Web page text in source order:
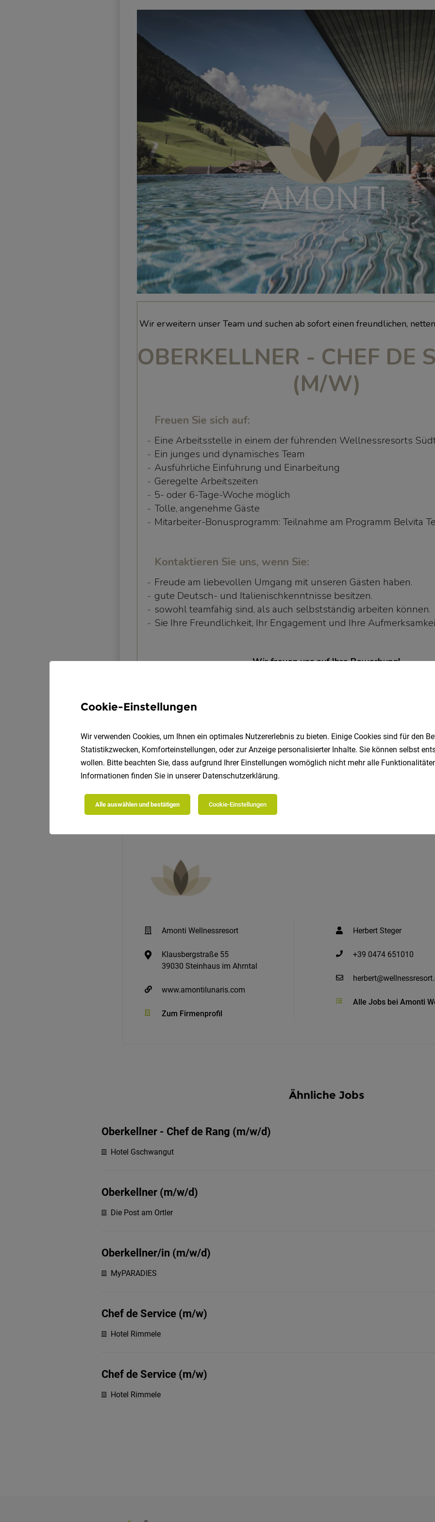
Jetzt bewerben
Amonti Wellnessresort
Klausbergstraße 55
39030 Steinhaus im Ahrntal
www.amontilunaris.com
Zum Firmenprofil
Herbert Steger
+39 0474 651010
Alle Jobs bei Amonti
Ähnliche Jobs
Oberkellner - Chef de Rang (m/w/d)
Hotel Gschwangut
Oberkellner (m/w/d)
Die Post am Ortler
Oberkellner/in (m/w/d)
MyPARADIES
Chef de Service (m/w)
Hotel Rimmele
Chef de Service (m/w)
Hotel Rimmele
Cookie-Einstellungen
Wir verwenden Cookies, um Ihnen ein optimales Nutzererlebnis zu bieten. Einige Cookies sind für den
Statistikzwecken, Komforteinstellungen, oder zur Anzeige personalisierter Inhalte. Sie können selbst
wollen. Bitte beachten Sie, dass aufgrund Ihrer Einstellungen womöglich nicht mehr alle
Informationen finden Sie in unserer Datenschutzerklärung.
Alle auswählen und bestätigen Cookie-Einstellungen